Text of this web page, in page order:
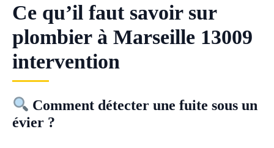
Ce qu’il faut savoir sur
plombier à Marseille 13009
intervention
Comment détecter une fuite sous un
évier ?